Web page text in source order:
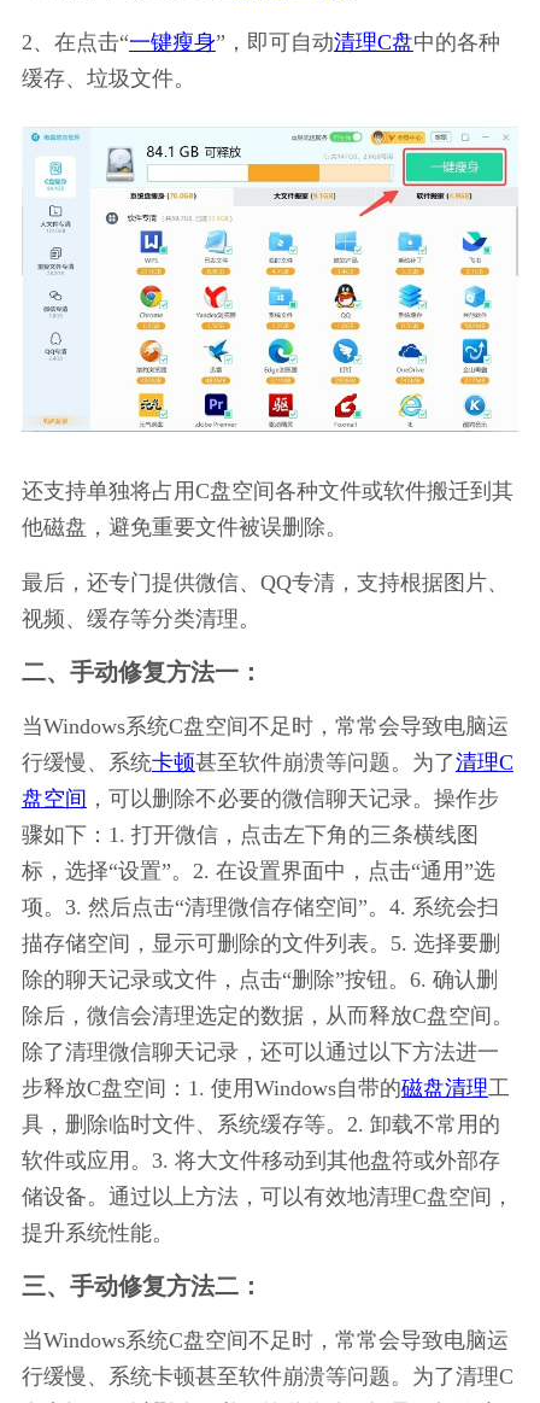
2、在点击“一键瘦身”，即可自动清理C盘中的各种
缓存、垃圾文件。
还支持单独将占用C盘空间各种文件或软件搬迁到其
他磁盘，避免重要文件被误删除。
最后，还专门提供微信、QQ专清，支持根据图片、
视频、缓存等分类清理。
二、手动修复方法一：
当Windows系统C盘空间不足时，常常会导致电脑运
行缓慢、系统卡顿甚至软件崩溃等问题。为了清理C
盘空间 ，可以删除不必要的微信聊天记录。操作步
骤如下：1. 打开微信，点击左下角的三条横线图
标，选择“设置”。2. 在设置界面中，点击“通用”选
项。3. 然后点击“清理微信存储空间”。4. 系统会扫
描存储空间，显示可删除的文件列表。5. 选择要删
除的聊天记录或文件，点击“删除”按钮。6. 确认删
除后，微信会清理选定的数据，从而释放C盘空间。
除了清理微信聊天记录，还可以通过以下方法进一
步释放C盘空间：1. 使用Windows自带的磁盘清理工
具，删除临时文件、系统缓存等。2. 卸载不常用的
软件或应用。3. 将大文件移动到其他盘符或外部存
储设备。通过以上方法，可以有效地清理C盘空间，
提升系统性能。
三、手动修复方法二：
当Windows系统C盘空间不足时，常常会导致电脑运
行缓慢、系统卡顿甚至软件崩溃等问题。为了清理C